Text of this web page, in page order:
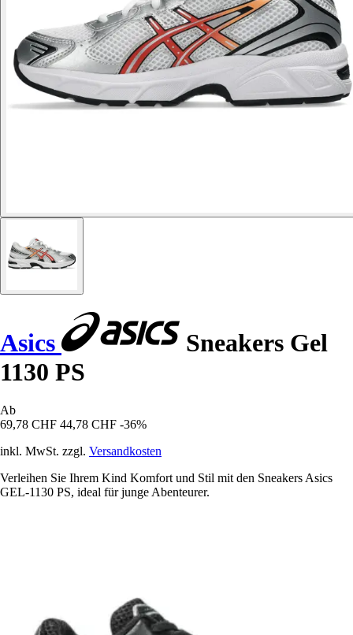
Asics
Sneakers Gel
1130 PS
Ab
69,78 CHF 44,78 CHF -36%
inkl. MwSt. zzgl. Versandkosten
Verleihen Sie Ihrem Kind Komfort und Stil mit den Sneakers Asics
GEL-1130 PS, ideal für junge Abenteurer.